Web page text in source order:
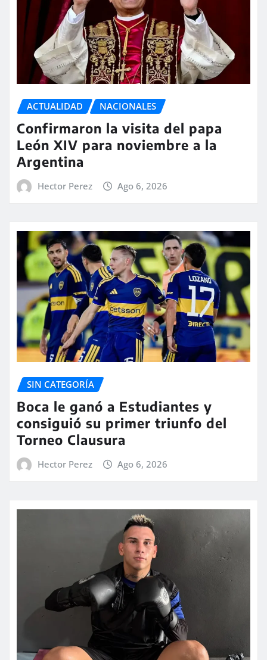
ACTUALIDAD NACIONALES
Confirmaron la visita del papa
León XIV para noviembre a la
Argentina
Hector Perez Ago 6, 2026
SIN CATEGORÍA
Boca le ganó a Estudiantes y
consiguió su primer triunfo del
Torneo Clausura
Hector Perez Ago 6, 2026